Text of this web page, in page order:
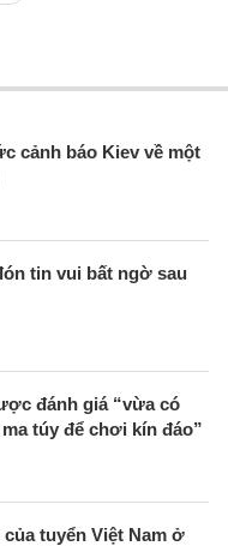
cảnh báo Kiev về một
tin vui bất ngờ sau
đánh giá “vừa có
túy để chơi kín đáo”
tuyển Việt Nam ở